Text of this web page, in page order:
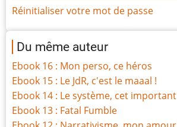
Réinitialiser votre mot de passe
Du même auteur
Ebook 16 : Mon perso, ce héros
Ebook 15 : Le JdR, c'est le maaal !
Ebook 14 : Le système, cet important
Ebook 13 : Fatal Fumble